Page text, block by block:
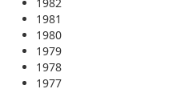
1981
1980
1979
1978
1977